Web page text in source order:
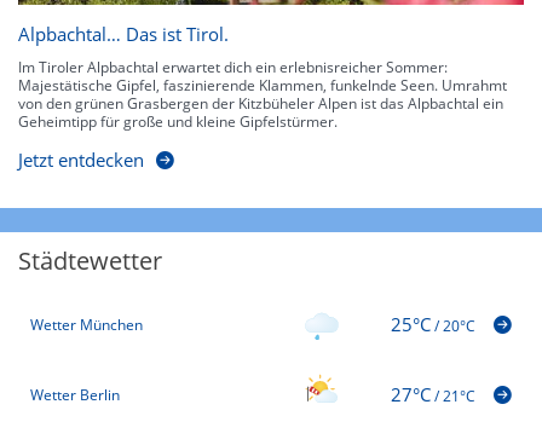
Alpbachtal… Das ist Tirol.
Im Tiroler Alpbachtal erwartet dich ein erlebnisreicher Sommer:
Majestätische Gipfel, faszinierende Klammen, funkelnde Seen. Umrahmt
von den grünen Grasbergen der Kitzbüheler Alpen ist das Alpbachtal ein
Geheimtipp für große und kleine Gipfelstürmer.
Jetzt entdecken
Städtewetter
Wetter München 25°C/20°C
Wetter Berlin 27°C/21°C